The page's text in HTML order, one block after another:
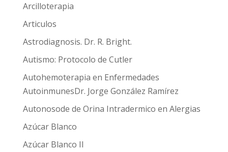
Arcilloterapia
Articulos
Astrodiagnosis. Dr. R. Bright.
Autismo: Protocolo de Cutler
Autohemoterapia en Enfermedades
AutoinmunesDr. Jorge González Ramírez
Autonosode de Orina Intradermico en Alergias
Azúcar Blanco
Azúcar Blanco II